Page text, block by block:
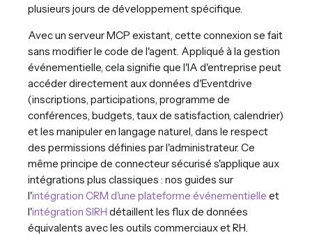
plusieurs jours de développement spécifique.
Avec un serveur MCP existant, cette connexion se fait
sans modifier le code de l'agent. Appliqué à la gestion
événementielle, cela signifie que l'IA d'entreprise peut
accéder directement aux données d'Eventdrive
(inscriptions, participations, programme de
conférences, budgets, taux de satisfaction, calendrier)
et les manipuler en langage naturel, dans le respect
des permissions définies par l'administrateur. Ce
même principe de connecteur sécurisé s'applique aux
intégrations plus classiques : nos guides sur
l'intégration CRM d'une plateforme événementielle et
l'intégration SIRH détaillent les flux de données
équivalents avec les outils commerciaux et RH.